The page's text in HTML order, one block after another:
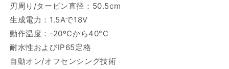
刃周り/タービン直径：50.5cm
生成電力：1.5Aで18V
動作温度：-20ºCから40°C
耐水性およびIP65定格
自動オン/オフセンシング技術